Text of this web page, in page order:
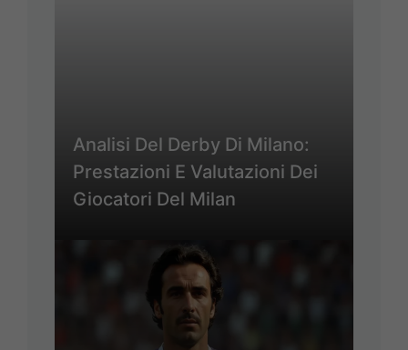
Analisi Del Derby Di Milano:
Prestazioni E Valutazioni Dei
Giocatori Del Milan